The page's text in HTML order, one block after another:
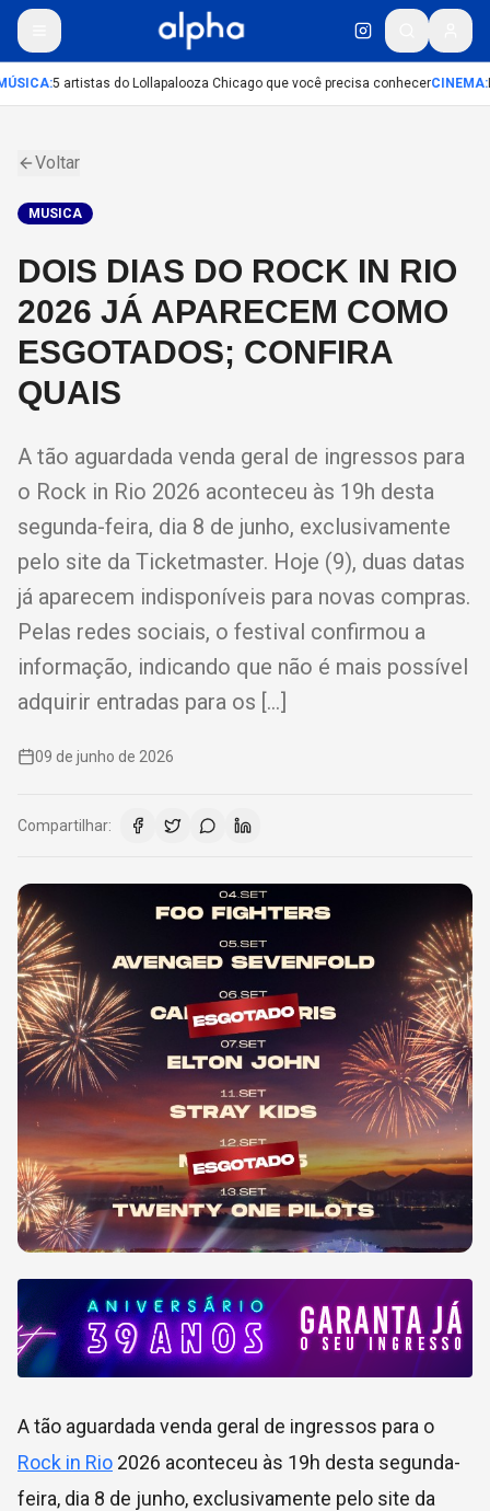
:5 artistas do Lollapalooza Chicago que você precisa conhecerCINEMA:
Voltar
MUSICA
DOIS DIAS DO ROCK IN RIO
2026 JÁ APARECEM COMO
ESGOTADOS; CONFIRA
QUAIS
A tão aguardada venda geral de ingressos para
o Rock in Rio 2026 aconteceu às 19h desta
segunda-feira, dia 8 de junho, exclusivamente
pelo site da Ticketmaster. Hoje (9), duas datas
já aparecem indisponíveis para novas compras.
Pelas redes sociais, o festival confirmou a
informação, indicando que não é mais possível
adquirir entradas para os […]
09 de junho de 2026
Compartilhar:
A tão aguardada venda geral de ingressos para o
Rock in Rio 2026 aconteceu às 19h desta segunda-
feira, dia 8 de junho, exclusivamente pelo site da